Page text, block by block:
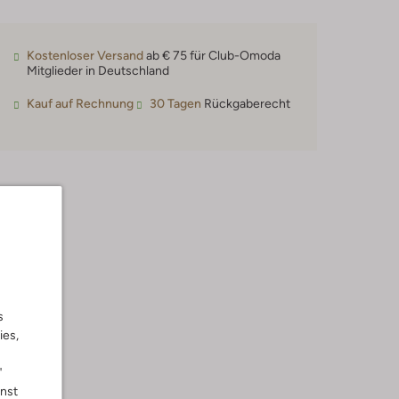
Kostenloser Versandab € 75 für Club-Omoda
Mitglieder in Deutschland
Kauf auf Rechnung 30 Tagen Rückgaberecht